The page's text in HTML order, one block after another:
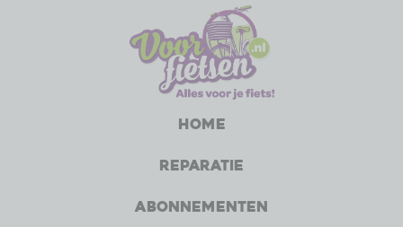
Home
Reparatie
Abonnementen